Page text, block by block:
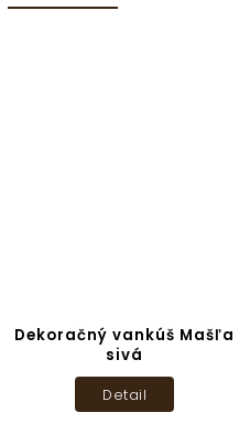
Dekoračný vankúš Mašľa
sivá
Detail